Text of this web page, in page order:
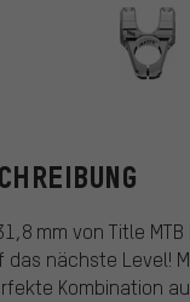
Title MTB
mm von Title
das nächste Level!
Kombination